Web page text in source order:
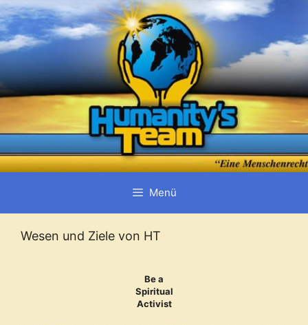
Zum
Inhalt
springen
Menü
Wesen und Ziele von HT
Be a
Spiritual
Activist